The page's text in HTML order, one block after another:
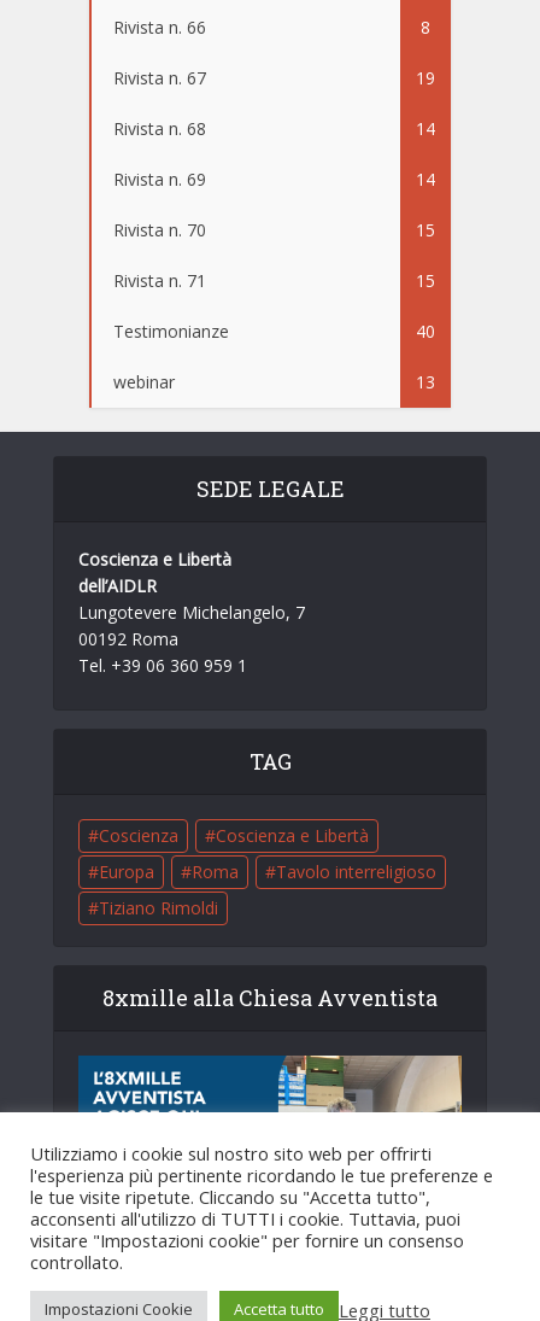
Rivista n. 66 8
Rivista n. 67 19
Rivista n. 68 14
Rivista n. 69 14
Rivista n. 70 15
Rivista n. 71 15
Testimonianze 40
webinar 13
SEDE LEGALE
Coscienza e Libertà
dell’AIDLR
Lungotevere Michelangelo, 7
00192 Roma
Tel. +39 06 360 959 1
TAG
Coscienza
Coscienza e Libertà
Europa
Roma
Tavolo interreligioso
Tiziano Rimoldi
8xmille alla Chiesa Avventista
Utilizziamo i cookie sul nostro sito web per offrirti
l'esperienza più pertinente ricordando le tue preferenze e
le tue visite ripetute. Cliccando su "Accetta tutto",
acconsenti all'utilizzo di TUTTI i cookie. Tuttavia, puoi
visitare "Impostazioni cookie" per fornire un consenso
controllato.
Impostazioni Cookie Accetta tutto Leggi tutto